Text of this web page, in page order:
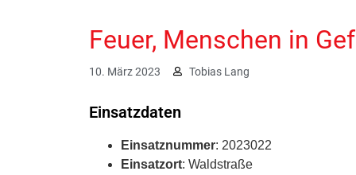
Feuer, Menschen in
10. März 2023 Tobias Lang
Einsatzdaten
Einsatznummer: 2023022
Einsatzort: Waldstraße